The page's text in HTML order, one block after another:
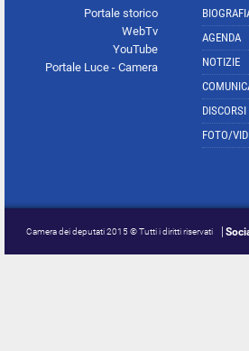
Portale storico
WebTv
YouTube
Portale Luce - Camera
AGENDA
NOTIZIE
DISCORSI
FOTO/
Camera dei deputati 2015 © Tutti i diritti riservati